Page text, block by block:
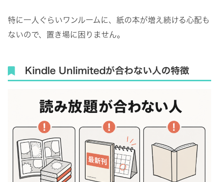
特に一人ぐらいワンルームに、紙の本が増え続ける心配も
ないので、置き場に困りません。
Kindle Unlimitedが合わない人の特徴